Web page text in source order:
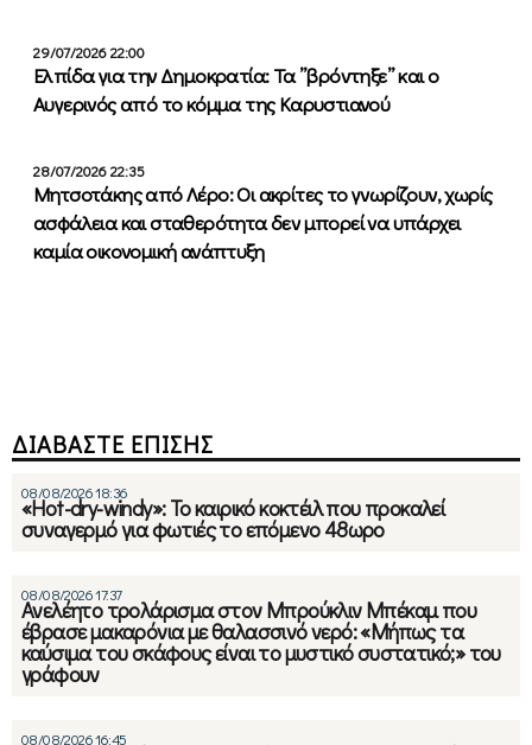
29/07/2026 22:00
Ελπίδα για την Δημοκρατία: Τα ”βρόντηξε” και ο
Αυγερινός από το κόμμα της Καρυστιανού
28/07/2026 22:35
Μητσοτάκης από Λέρο: Οι ακρίτες το γνωρίζουν, χωρίς
ασφάλεια και σταθερότητα δεν μπορεί να υπάρχει
καμία οικονομική ανάπτυξη
ΔΙΑΒΑΣΤΕ ΕΠΙΣΗΣ
08/08/2026 18:36
«Hot-dry-windy»: Το καιρικό κοκτέιλ που προκαλεί
συναγερμό για φωτιές το επόμενο 48ωρο
08/08/2026 17:37
Ανελέητο τρολάρισμα στον Μπρούκλιν Μπέκαμ που
έβρασε μακαρόνια με θαλασσινό νερό: «Μήπως τα
καύσιμα του σκάφους είναι το μυστικό συστατικό;» του
γράφουν
08/08/2026 16:45